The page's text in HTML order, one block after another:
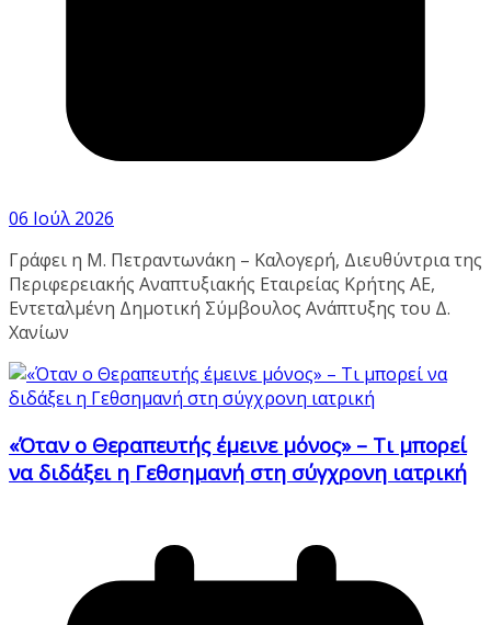
06 Ιούλ 2026
Γράφει η Μ. Πετραντωνάκη – Καλογερή, Διευθύντρια της
Περιφερειακής Αναπτυξιακής Εταιρείας Κρήτης ΑΕ,
Εντεταλμένη Δημοτική Σύμβουλος Ανάπτυξης του Δ.
Χανίων
«Όταν ο Θεραπευτής έμεινε μόνος» – Τι μπορεί
να διδάξει η Γεθσημανή στη σύγχρονη ιατρική